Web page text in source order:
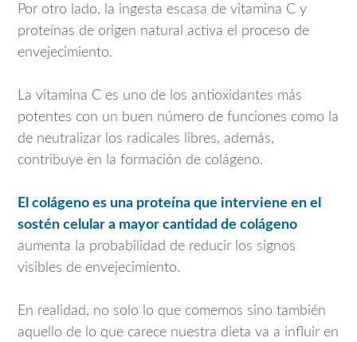
Por otro lado, la ingesta escasa de vitamina C y
proteínas de origen natural activa el proceso de
envejecimiento.
La vitamina C es uno de los antioxidantes más
potentes con un buen número de funciones como la
de neutralizar los radicales libres, además,
contribuye en la formación de colágeno.
El colágeno es una proteína que interviene en el
sostén celular a mayor cantidad de colágeno
aumenta la probabilidad de reducir los signos
visibles de envejecimiento.
En realidad, no solo lo que comemos sino también
aquello de lo que carece nuestra dieta va a influir en